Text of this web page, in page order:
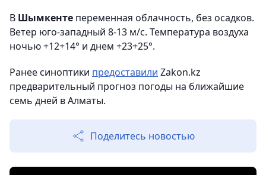
В Шымкенте переменная облачность, без осадков.
Ветер юго-западный 8-13 м/с. Температура воздуха
ночью +12+14° и днем +23+25°.
Ранее синоптики предоставили Zakon.kz
предварительный прогноз погоды на ближайшие
семь дней в Алматы.
Поделитесь новостью